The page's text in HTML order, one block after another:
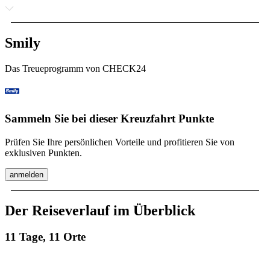
Smily
Das Treueprogramm von CHECK24
Sammeln Sie bei dieser Kreuzfahrt Punkte
Prüfen Sie Ihre persönlichen Vorteile und profitieren Sie von
exklusiven Punkten.
anmelden
Der Reiseverlauf im Überblick
11 Tage, 11 Orte